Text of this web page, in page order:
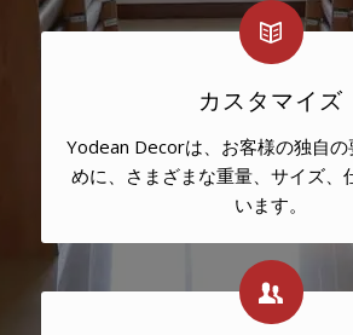
カスタマイズ
Yodean Decorは、お客様の独自の
めに、さまざまな重量、サイズ、
います。